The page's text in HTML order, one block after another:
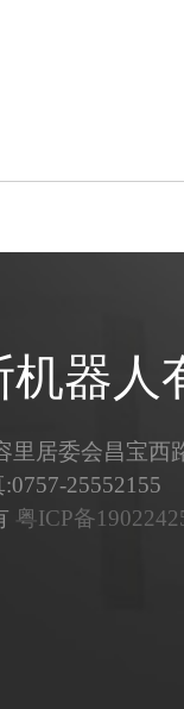
器人
居委会昌宝西
25552155
粤ICP备